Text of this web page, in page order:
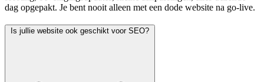
dag opgepakt. Je bent nooit alleen met een dode website na go-live.
Is jullie website ook geschikt voor SEO?